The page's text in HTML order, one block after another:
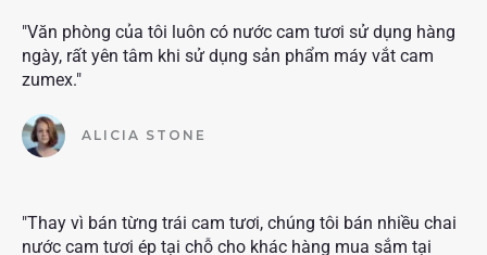
"Văn phòng của tôi luôn có nước cam tươi sử dụng hàng
ngày, rất yên tâm khi sử dụng sản phẩm máy vắt cam
zumex."
ALICIA STONE
"Thay vì bán từng trái cam tươi, chúng tôi bán nhiều chai
nước cam tươi ép tại chỗ cho khác hàng mua sắm tại